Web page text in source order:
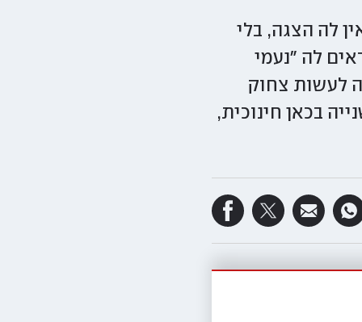
לה הצגה, בלי
לה "נעמי
לעשות צחוק
בכאן חינוכית,